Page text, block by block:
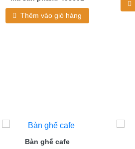
Thêm vào giỏ hàng
Bàn ghế cafe